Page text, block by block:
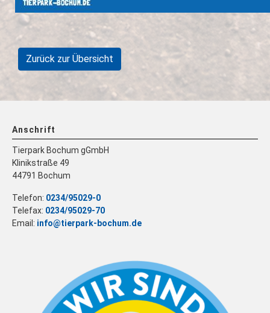
Zurück zur Übersicht
Anschrift
Tierpark Bochum gGmbH
Klinikstraße 49
44791 Bochum
Telefon: 0234/95029-0
Telefax: 0234/95029-70
Email: info@tierpark-bochum.de